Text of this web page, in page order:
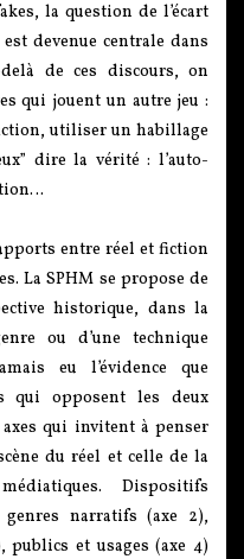
la question de l’écart
devenue centrale dans
de ces discours, on
qui jouent un autre jeu :
utiliser un habillage
dire la vérité : l’auto-
entre réel et fiction
La SPHM se propose de
historique, dans la
ou d’une technique
eu l’évidence que
qui opposent les deux
qui invitent à penser
du réel et celle de la
Dispositifs
narratifs (axe 2),
et usages (axe 4)